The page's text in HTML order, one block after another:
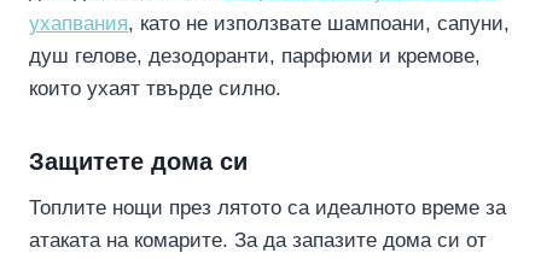
ухапвания, като не използвате шампоани, сапуни,
душ гелове, дезодоранти, парфюми и кремове,
които ухаят твърде силно.
Защитете дома си
Топлите нощи през лятото са идеалното време за
атаката на комарите. За да запазите дома си от